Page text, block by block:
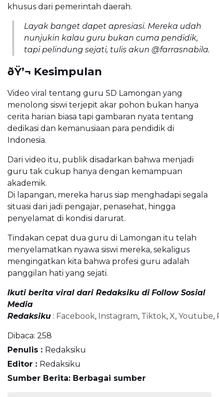
khusus dari pemerintah daerah.
Layak banget dapet apresiasi. Mereka udah
nunjukin kalau guru bukan cuma pendidik,
tapi pelindung sejati, tulis akun @farrasnabila.
ðŸ’¬ Kesimpulan
Video viral tentang guru SD Lamongan yang
menolong siswi terjepit akar pohon bukan hanya
cerita harian biasa tapi gambaran nyata tentang
dedikasi dan kemanusiaan para pendidik di
Indonesia.
Dari video itu, publik disadarkan bahwa menjadi
guru tak cukup hanya dengan kemampuan
akademik.
Di lapangan, mereka harus siap menghadapi segala
situasi dari jadi pengajar, penasehat, hingga
penyelamat di kondisi darurat.
Tindakan cepat dua guru di Lamongan itu telah
menyelamatkan nyawa siswi mereka, sekaligus
mengingatkan kita bahwa profesi guru adalah
panggilan hati yang sejati.
Ikuti berita viral dari Redaksiku di Follow Sosial
Media
Redaksiku : Facebook, Instagram, Tiktok, X, Youtube,
Dibaca: 258
Penulis : Redaksiku
Editor : Redaksiku
Sumber Berita: Berbagai sumber